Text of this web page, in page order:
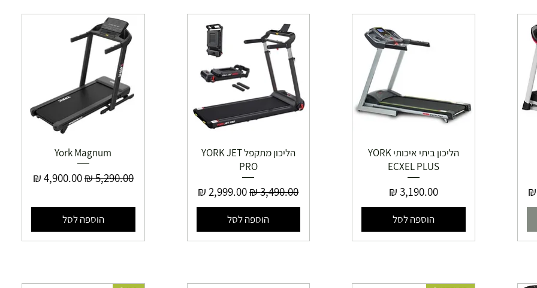
הליכון ביתי איכותי YORK
ECXEL PLUS
מחיר‏3,190.00 ‏₪
הוספה לסל
הליכון מתקפל YORK JET
PRO
מחיר רגיל‏3,490.00 ‏₪ מחיר מבצע
הוספה לסל
York Magnum
מחיר רגיל‏5,290.00 ‏₪ מחיר מבצע‏4,900.00 ‏₪
הוספה לסל